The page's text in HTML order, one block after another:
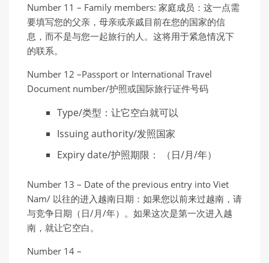
Number 11 – Family members: 家庭成员：这一点需
要填写您的父亲，母亲或亲戚目前在您的国家的信
息，而不是与您一起旅行的人。这将用于紧急情况下
的联系。
Number 12 –Passport or International Travel
Document number/护照或国际旅行证件号码
Type/类型：让它空白就可以
Issuing authority/发照国家
Expiry date/护照期限： （日/月/年）
Number 13 – Date of the previous entry into Viet
Nam/ 以往的进入越南日期：如果您以前来过越南，请
与竞争日期（日/月/年）。如果这次是第一次进入越
南，就让它空白。
Number 14 –